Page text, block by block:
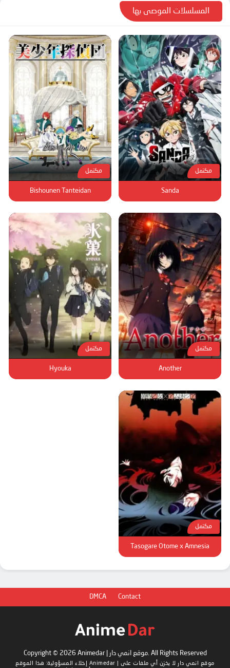
المسلسلات الموصى بها
مكتمل
Sanda
مكتمل
Bishounen Tanteidan
مكتمل
Another
مكتمل
Hyouka
مكتمل
Tasogare Otome x Amnesia
DMCA Contact
Copyright © 2026 Animedar | موقع انمي دار. All Rights Reserved
Animedar | موقع انمي دار لا يخزن أي ملفات على